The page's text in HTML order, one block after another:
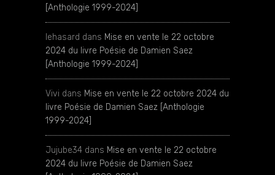
[Anthologie 1999-2024]
lehasard dans Mise en vente le 22 octobre
2024 du livre Poésie de Damien Saez
[Anthologie 1999-2024]
Vivi dans Mise en vente le 22 octobre 2024 du
livre Poésie de Damien Saez [Anthologie
1999-2024]
Jujube34 dans Mise en vente le 22 octobre
2024 du livre Poésie de Damien Saez